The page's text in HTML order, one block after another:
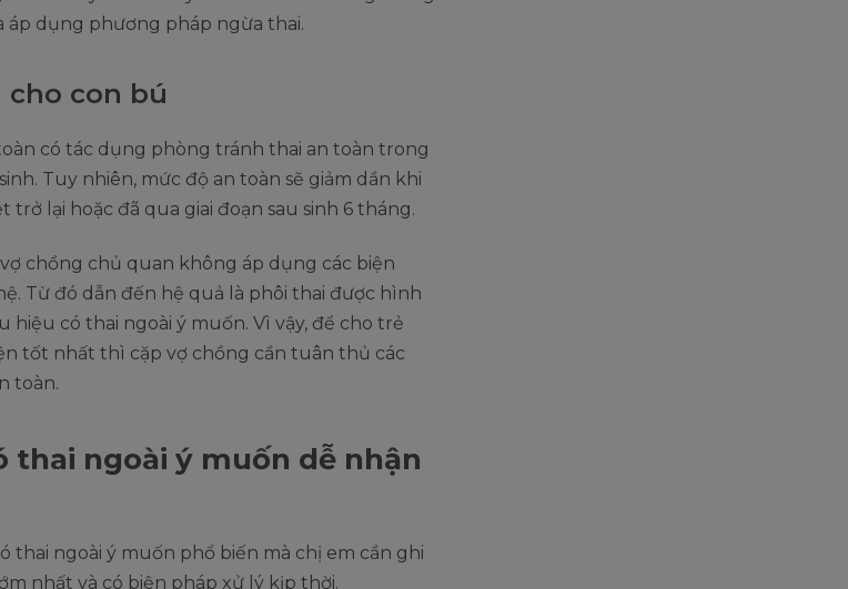
áp dụng phương pháp ngừa thai.
cho con bú
có tác dụng phòng tránh thai an toàn trong
Tuy nhiên, mức độ an toàn sẽ giảm dần khi
trở lại hoặc đã qua giai đoạn sau sinh 6 tháng.
chồng chủ quan không áp dụng các biện
Từ đó dẫn đến hệ quả là phôi thai được hình
hiệu có thai ngoài ý muốn. Vì vậy, để cho trẻ
tốt nhất thì cặp vợ chồng cần tuân thủ các
toàn.
thai ngoài ý muốn dễ nhận
thai ngoài ý muốn phổ biến mà chị em cần ghi
nhất và có biện pháp xử lý kịp thời.